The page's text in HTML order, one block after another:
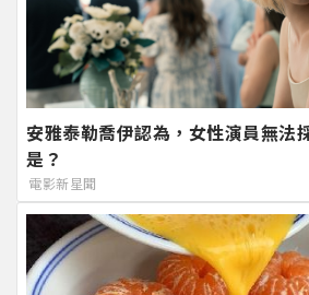
安雅泰勒喬伊認為，女性演員無法
是？
電影新星聞